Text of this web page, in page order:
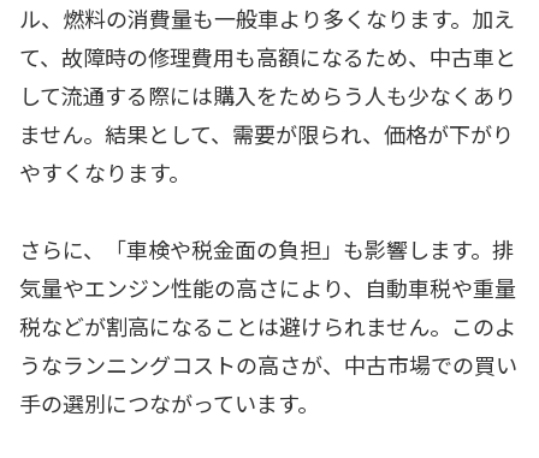
ル、燃料の消費量も一般車より多くなります。加え
て、故障時の修理費用も高額になるため、中古車と
して流通する際には購入をためらう人も少なくあり
ません。結果として、需要が限られ、価格が下がり
やすくなります。
さらに、「車検や税金面の負担」も影響します。排
気量やエンジン性能の高さにより、自動車税や重量
税などが割高になることは避けられません。このよ
うなランニングコストの高さが、中古市場での買い
手の選別につながっています。